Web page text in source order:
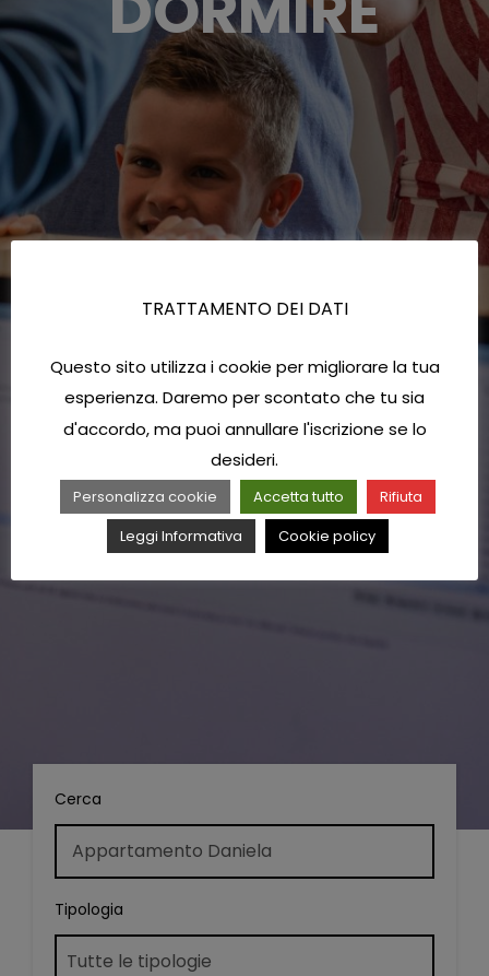
Cerca
Tipologia
TRATTAMENTO DEI DATI
Questo sito utilizza i cookie per migliorare la tua
esperienza. Daremo per scontato che tu sia
d'accordo, ma puoi annullare l'iscrizione se lo
desideri.
Personalizza cookie Accetta tutto
Rifiuta
Leggi Informativa
Cookie policy